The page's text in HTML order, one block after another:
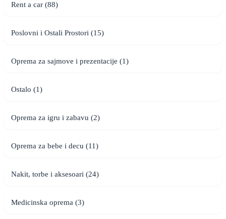
Rent a car (88)
Poslovni i Ostali Prostori (15)
Oprema za sajmove i prezentacije (1)
Ostalo (1)
Oprema za igru i zabavu (2)
Oprema za bebe i decu (11)
Nakit, torbe i aksesoari (24)
Medicinska oprema (3)